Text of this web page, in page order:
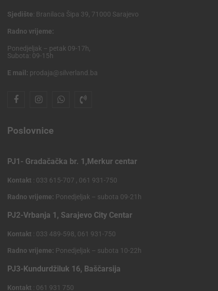
Sjedište: Branilaca Šipa 39, 71000 Sarajevo
Radno vrijeme:
Ponedjeljak – petak 09-17h,
Subota: 09-15h
E mail: prodaja@silverland.ba
Poslovnice
PJ1- Gradačačka br. 1,Merkur centar
Kontakt : 033 615-707 , 061 931-750
Radno vrijeme: Ponedjeljak – subota 09-21h
PJ2-Vrbanja 1, Sarajevo City Centar
Kontakt : 033 489-598, 061 931-750
Radno vrijeme: Ponedjeljak – subota 10-22h
PJ3-Kundurdžiluk 16, Baščarsija
Kontakt : 061 931 750